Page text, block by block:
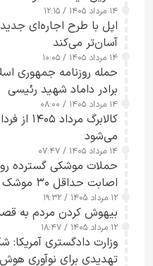
۱۴ مرداد ۱۴۰۵ / ۱۲:۱۵
اپل با طرح اجاره‌ای
آسان‌تر می‌کند
۱۴ مرداد ۱۴۰۵ / ۱۰:۰۵
حمله روزنامه جمهوری
برادر داماد شهید رئیسی
۱۴ مرداد ۱۴۰۵ / ۰۸:۰۰
کالابرگ
می‌شود
۱۴ مرداد ۱۴۰۵ / ۰۷:۴۷
حملات موشکی گسترده
اصابت حداقل ۳۰ موشک بالستیک+ ویدیو
۱۲ مرداد ۱۴۰۵ / ۱۹:۳۲
بیهوش کردن مردم به
۱۲ مرداد ۱۴۰۵ / ۱۸:۴۷
تهدیدی برای نوآوری